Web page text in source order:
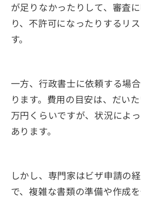
が足りなかったりして、審査
り、不許可になったりするリ
す。
一方、行政書士に依頼する場
ります。費用の目安は、だい
万円くらいですが、状況によ
あります。
しかし、専門家はビザ申請の
で、複雑な書類の準備や作成を